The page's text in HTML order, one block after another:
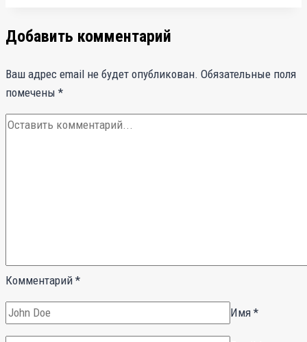
Добавить комментарий
Ваш адрес email не будет опубликован. Обязательные поля
помечены *
Комментарий *
Имя *